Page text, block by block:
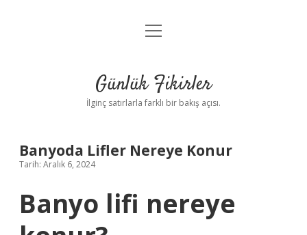
Anasayfa
Yasal Uyarı
menüyü
Günlük Fikirler
İlginç satırlarla farklı bir bakış açısı.
Banyoda Lifler Nereye Konur
Tarih: Aralık 6, 2024
Banyo lifi nereye